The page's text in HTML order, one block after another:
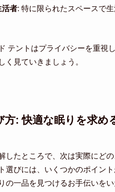
活者: 特に限られたスペースで
テントはプライバシーを重視
く見ていきましょう。
: 快適な眠りを求め
したところで、次は実際にど
選びには、いくつかのポイン
の一品を見つけるお手伝いをい